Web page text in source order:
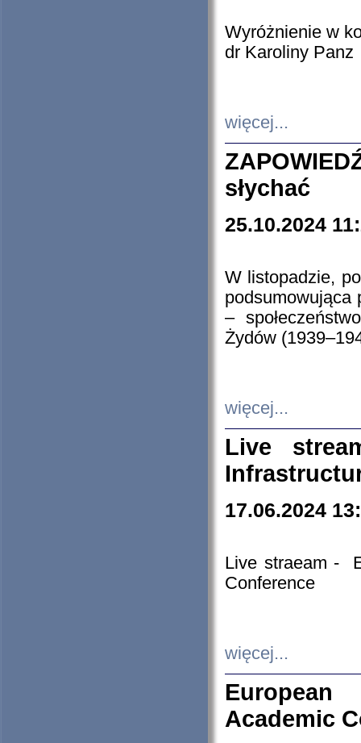
Wyróżnienie w
dr Karoliny Panz
więcej...
słychać
25.10.2024
W listopadzie,
podsumowująca
–
Żydów
więcej...
Live
17.06.2024
Live straeam -
Conference
więcej...
European
Academic